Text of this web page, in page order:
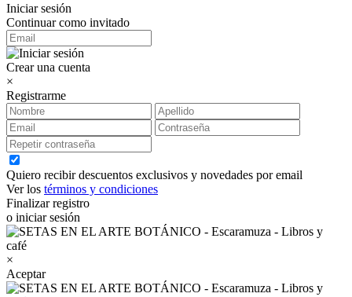
Iniciar sesión
Continuar como invitado
Crear una cuenta
×
Registrarme
Quiero recibir descuentos exclusivos y novedades por email
Ver los términos y condiciones
Finalizar registro
o iniciar sesión
×
Aceptar